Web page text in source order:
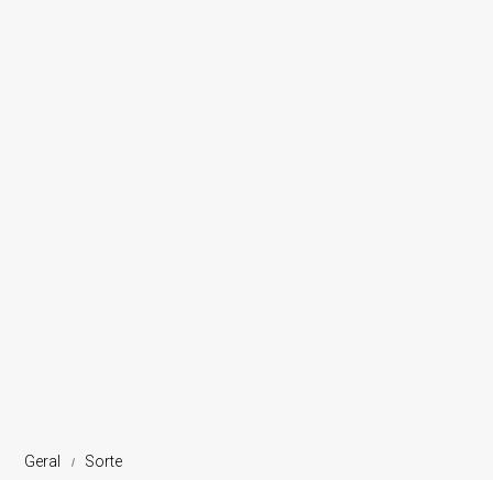
Geral Sorte